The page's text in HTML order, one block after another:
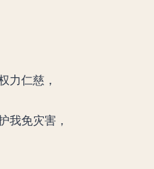
力仁慈，
我免灾害，